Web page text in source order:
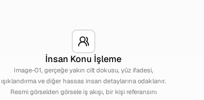
İnsan Konu İşleme
Image-01, gerçeğe yakın cilt dokusu, yüz ifadesi,
ışıklandırma ve diğer hassas insan detaylarına odaklanır.
Resmi görselden görsele iş akışı, bir kişi referansını